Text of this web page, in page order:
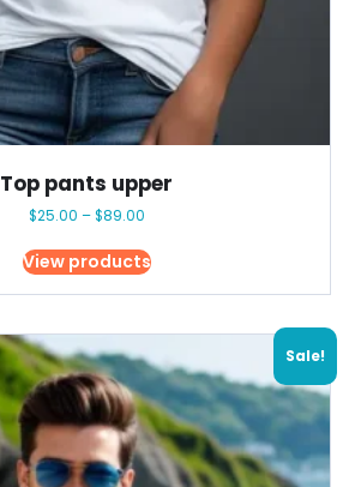
Top pants upper
$25.00 – $89.00Price
$25.00
through
$89.00
View products
Sale!